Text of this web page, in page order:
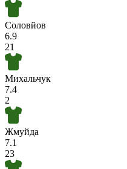
Соловйов
6.9
21
Михальчук
7.4
2
Жмуйда
7.1
23